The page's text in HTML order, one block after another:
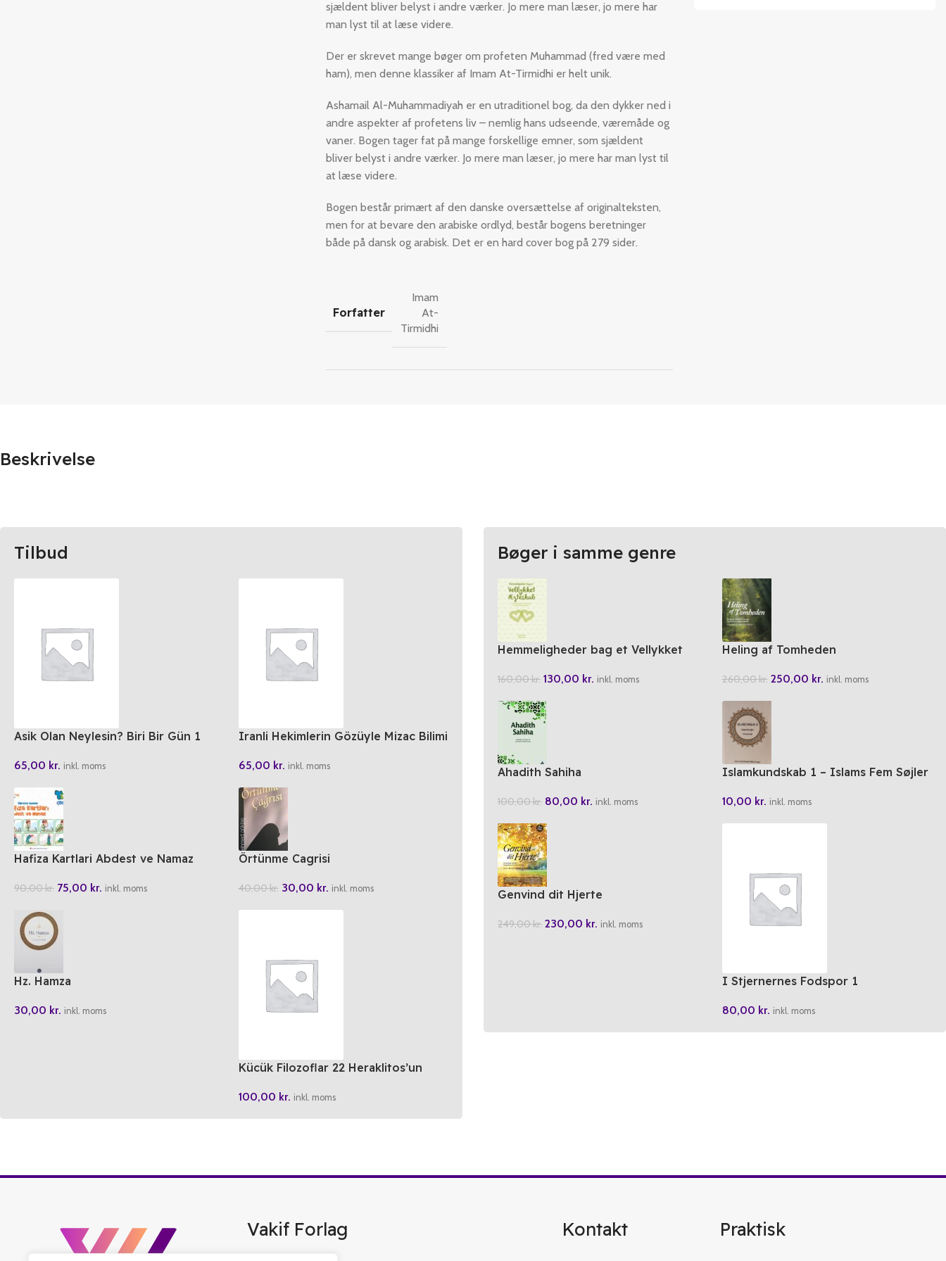
sjældent bliver belyst i andre værker. Jo mere man læser, jo mere har
man lyst til at læse videre.
Der er skrevet mange bøger om profeten Muhammad (fred være med
ham), men denne klassiker af Imam At-Tirmidhi er helt unik.
Ashamail Al-Muhammadiyah er en utraditionel bog, da den dykker ned i
andre aspekter af profetens liv – nemlig hans udseende, væremåde og
vaner. Bogen tager fat på mange forskellige emner, som sjældent
bliver belyst i andre værker. Jo mere man læser, jo mere har man lyst til
at læse videre.
Bogen består primært af den danske oversættelse af originalteksten,
men for at bevare den arabiske ordlyd, består bogens beretninger
både på dansk og arabisk. Det er en hard cover bog på 279 sider.
Forfatter
Imam
At-
Tirmidhi
Beskrivelse
Tilbud
Asik Olan Neylesin? Biri Bir Gün 1
65,00 kr. inkl. moms
Iranli Hekimlerin Gözüyle Mizac Bilimi
65,00 kr. inkl. moms
Hafiza Kartlari Abdest ve Namaz
90,00kr. 75,00 kr. inkl. moms
Örtünme Cagrisi
40,00kr. 30,00 kr. inkl. moms
Hz. Hamza
30,00 kr. inkl. moms
Kücük Filozoflar 22 Heraklitos’un
100,00 kr. inkl. moms
Bøger i samme genre
Hemmeligheder bag et Vellykket
160,00kr. 130,00 kr. inkl. moms
Heling af Tomheden
260,00kr. 250,00 kr. inkl. moms
Ahadith Sahiha
100,00kr. 80,00 kr. inkl. moms
Islamkundskab 1 – Islams Fem Søjler
10,00 kr. inkl. moms
Genvind dit Hjerte
249,00kr. 230,00 kr. inkl. moms
I Stjernernes Fodspor 1
80,00 kr. inkl. moms
Vakif Forlag Kontakt Praktisk